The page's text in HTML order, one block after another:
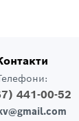
441-00-52